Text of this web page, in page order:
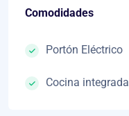
Comodidades
Portón Eléctrico
Cocina integrada